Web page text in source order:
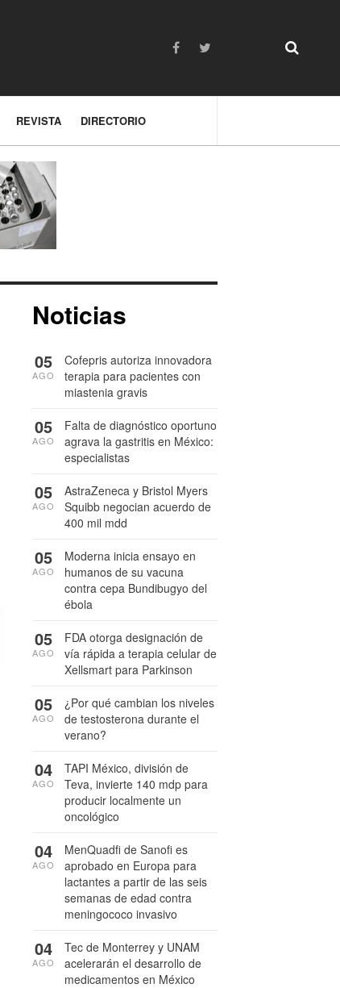
REVISTA DIRECTORIO
Noticias
Cofepris autoriza innovadora
terapia para pacientes con
miastenia gravis
05
AGO
Falta de diagnóstico oportuno
agrava la gastritis en México:
especialistas
05
AGO
AstraZeneca y Bristol Myers
Squibb negocian acuerdo de
400 mil mdd
05
AGO
Moderna inicia ensayo en
humanos de su vacuna
contra cepa Bundibugyo del
ébola
05
AGO
FDA otorga designación de
vía rápida a terapia celular de
Xellsmart para Parkinson
05
AGO
¿Por qué cambian los niveles
de testosterona durante el
verano?
05
AGO
TAPI México, división de
Teva, invierte 140 mdp para
producir localmente un
oncológico
04
AGO
MenQuadfi de Sanofi es
aprobado en Europa para
lactantes a partir de las seis
semanas de edad contra
meningococo invasivo
04
AGO
Tec de Monterrey y UNAM
acelerarán el desarrollo de
medicamentos en México
04
AGO